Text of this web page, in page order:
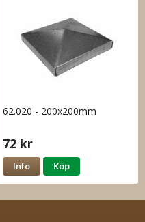
62.020 - 200x200mm
72 kr
Info Köp